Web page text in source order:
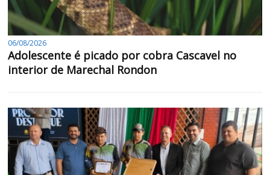
06/08/2026
Adolescente é picado por cobra Cascavel no
interior de Marechal Rondon